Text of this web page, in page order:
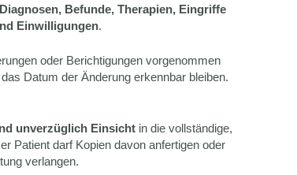
Diagnosen, Befunde, Therapien, Eingriffe
Einwilligungen.
oder Berichtigungen vorgenommen
Datum der Änderung erkennbar bleiben.
unverzüglich Einsicht in die vollständige,
Patient darf Kopien davon anfertigen oder
verlangen.